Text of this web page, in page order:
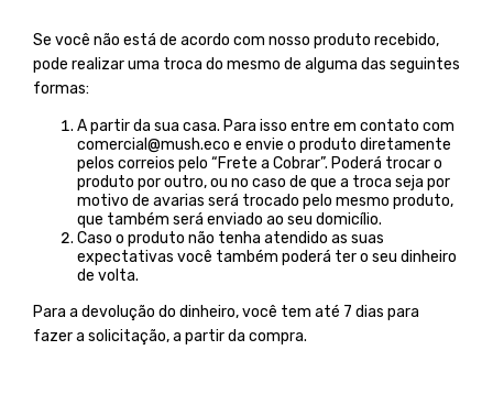
Se você não está de acordo com nosso produto recebido,
pode realizar uma troca do mesmo de alguma das seguintes
formas:
A partir da sua casa. Para isso entre em contato com
comercial@mush.eco e envie o produto diretamente
pelos correios pelo “Frete a Cobrar”. Poderá trocar o
produto por outro, ou no caso de que a troca seja por
motivo de avarias será trocado pelo mesmo produto,
que também será enviado ao seu domicílio.
Caso o produto não tenha atendido as suas
expectativas você também poderá ter o seu dinheiro
de volta.
Para a devolução do dinheiro, você tem até 7 dias para
fazer a solicitação, a partir da compra.